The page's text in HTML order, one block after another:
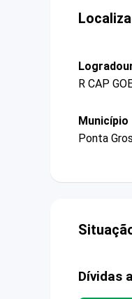
R CAP
Município
Ponta
Dívidas